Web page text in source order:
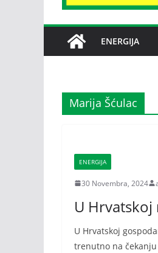
ENERGIJA
Marija Šćulac
ENERGIJA
30 Novembra, 2024
U
U Hrvatskoj
trenutno na